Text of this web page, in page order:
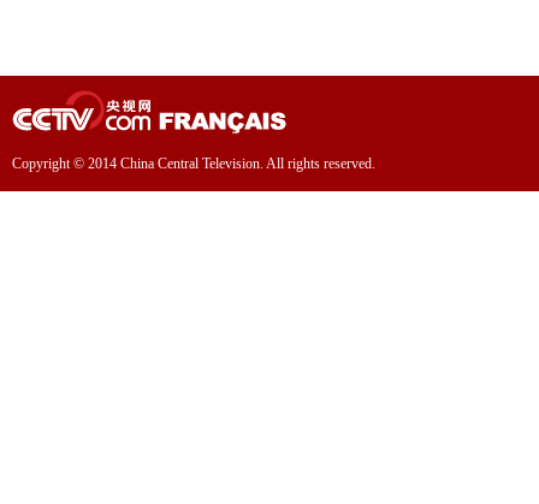
Copyright © 2014 China Central Television. All rights reserved.